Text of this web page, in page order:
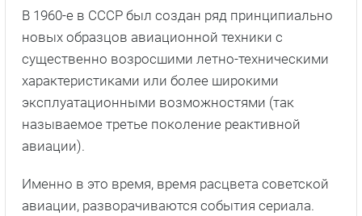
В 1960-е в СССР был создан ряд принципиально
новых образцов авиационной техники с
существенно возросшими летно-техническими
характеристиками или более широкими
эксплуатационными возможностями (так
называемое третье поколение реактивной
авиации).
Именно в это время, время расцвета советской
авиации, разворачиваются события сериала.